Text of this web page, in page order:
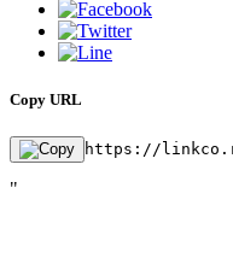
Copy URL
https://
"